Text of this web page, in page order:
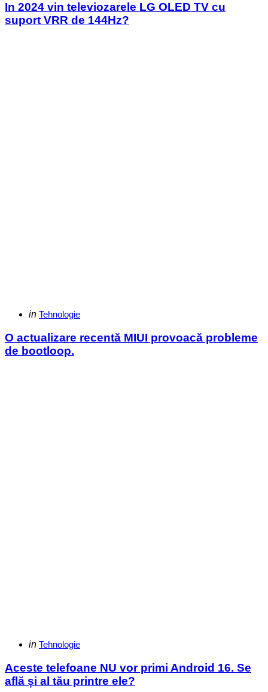
In 2024 vin televiozarele LG OLED TV cu
suport VRR de 144Hz?
Categories
Posted
in Tehnologie
O actualizare recentă MIUI provoacă probleme
de bootloop.
Categories
Posted
in Tehnologie
Aceste telefoane NU vor primi Android 16. Se
află și al tău printre ele?